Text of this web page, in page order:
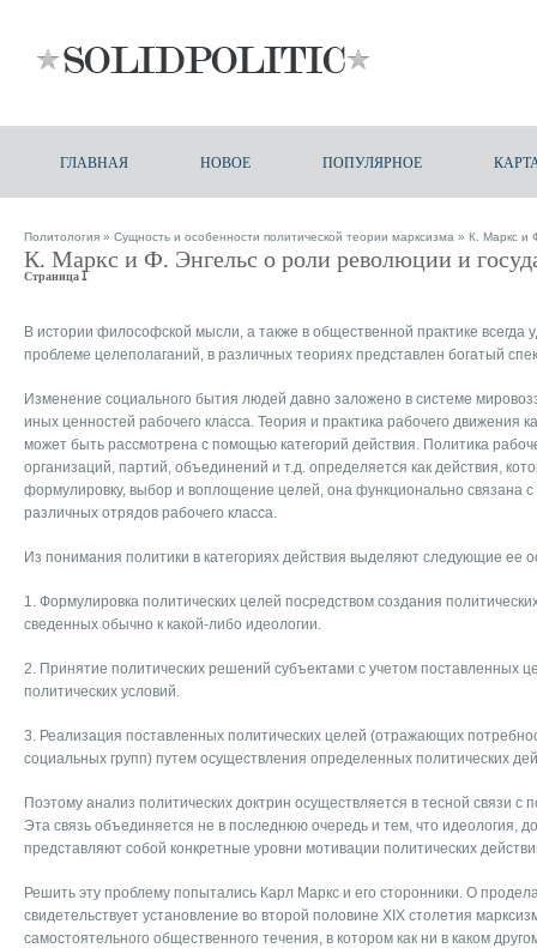
ГЛАВНАЯ НОВОЕ ПОПУЛЯРНОЕ
Политология » Сущность и особенности политической теории марксизма » К. Маркс и
К. Маркс и Ф. Энгельс о роли революции и
Страница 1
В истории философской мысли, а также в общественной практике
проблеме целеполаганий, в различных теориях представлен богатый
Изменение социального бытия людей давно заложено в системе
иных ценностей рабочего класса. Теория и практика рабочего движения
может быть рассмотрена с помощью категорий действия. Политика
организаций, партий, объединений и т.д. определяется как действия,
формулировку, выбор и воплощение целей, она функционально связана
различных отрядов рабочего класса.
Из понимания политики в категориях действия выделяют следующие ее
1. Формулировка политических целей посредством создания
сведенных обычно к какой-либо идеологии.
2. Принятие политических решений субъектами с учетом поставленных
политических условий.
3. Реализация поставленных политических целей (отражающих
социальных групп) путем осуществления определенных политических
Поэтому анализ политических доктрин осуществляется в тесной связи с
Эта связь объединяется не в последнюю очередь и тем, что идеология,
представляют собой конкретные уровни мотивации политических
Решить эту проблему попытались Карл Маркс и его сторонники. О
свидетельствует установление во второй половине XIX столетия
самостоятельного общественного течения, в котором как ни в каком